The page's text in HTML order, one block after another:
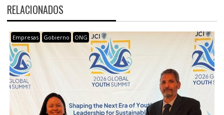
RELACIONADOS
Empresas Gobierno ONG